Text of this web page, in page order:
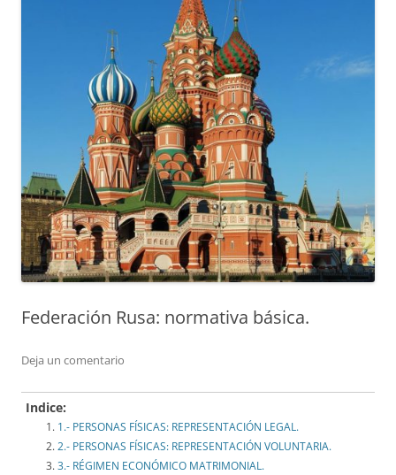
Federación Rusa: normativa básica.
Deja un comentario
Indice:
1.- PERSONAS FÍSICAS: REPRESENTACIÓN LEGAL.
2.- PERSONAS FÍSICAS: REPRESENTACIÓN VOLUNTARIA.
3.- RÉGIMEN ECONÓMICO MATRIMONIAL.